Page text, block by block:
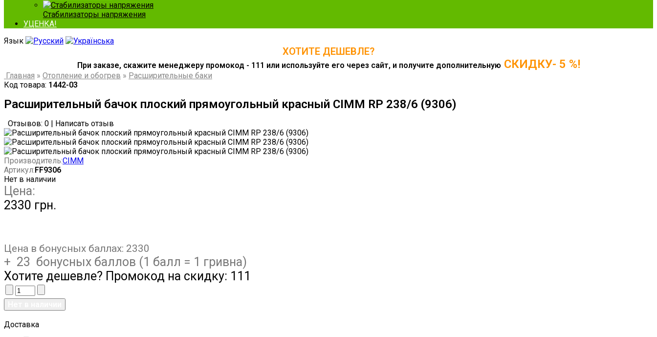
Стабилизаторы напряжения
УЦЕНКА!
Язык
ХОТИТЕ ДЕШЕВЛЕ?
При заказе, скажите менеджеру промокод - 111 или используйте его через сайт, и получите дополнительную СКИДКУ- 5 %!
Главная » Отопление и обогрев » Расширительные баки
Код товара: 1442-03
Расширительный бачок плоский прямоугольный красный CIMM RP 238/6 (9306)
Отзывов: 0 Написать отзыв
Производитель:CIMM
Артикул: FF9306
Нет в наличии
Цена:
2330 грн.
Цена в бонусных баллах: 2330
+ 23 бонусных баллов (1 балл = 1 гривна)
Хотите дешевле? Промокод на скидку: 111
Доставка